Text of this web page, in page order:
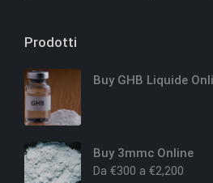
Prodotti
Buy GHB Liquide
Buy 3mmc Online
Da €300 a €2,200